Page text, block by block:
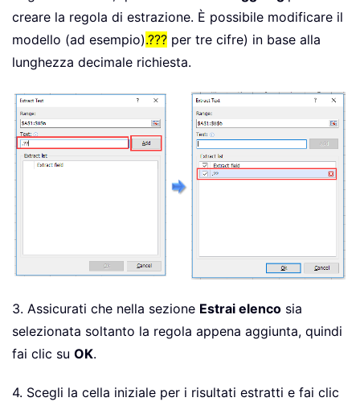
creare la regola di estrazione. È possibile modificare il
modello (ad esempio).??? per tre cifre) in base alla
lunghezza decimale richiesta.
3. Assicurati che nella sezione Estrai elenco sia
selezionata soltanto la regola appena aggiunta, quindi
fai clic su OK.
4. Scegli la cella iniziale per i risultati estratti e fai clic